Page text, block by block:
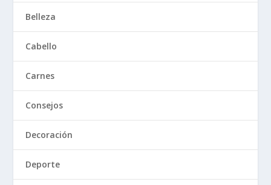
Belleza
Cabello
Carnes
Consejos
Decoración
Deporte